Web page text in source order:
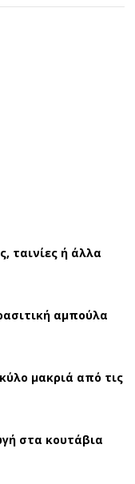
ταινίες ή άλλα
αμπούλα
μακριά από τις
στα κουτάβια